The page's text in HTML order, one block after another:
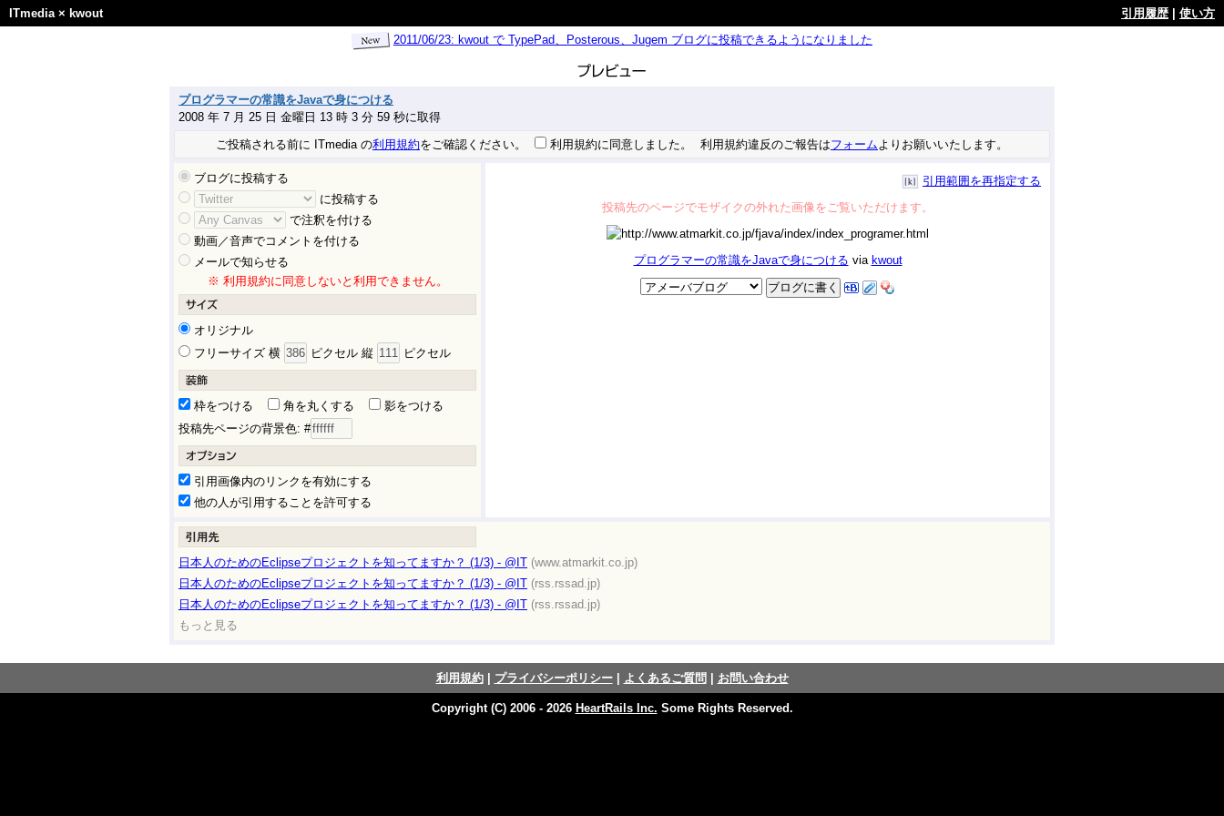
ITmedia× kwout 引用履歴
使い方
2011/06/23: kwout で TypePad、Posterous、Jugem ブログに投稿できるようになりました
プログラマーの常識をJavaで身につける
2008 年 7 月 25 日 金曜日 13 時 3 分 59 秒に取得
ご投稿される前に ITmedia の利用規約をご確認ください。 利用規約に同意しました。 利用規約違反のご報告はフォーム よりお願いいたします。
ブログに投稿する
に投稿する
で注釈を付ける
動画／音声でコメントを付ける
メールで知らせる
※ 利用規約に同意しないと利用できません。
オリジナル
フリーサイズ 横
ピクセル 縦 ピクセル
枠をつける 角を丸くする
影をつける
投稿先ページの背景色: #
引用画像内のリンクを有効にする
他の人が引用することを許可する
引用範囲を再指定する
投稿先のページでモザイクの外れた画像をご覧いただけます。
プログラマーの常識をJavaで身につける via kwout
日本人のためのEclipseプロジェクトを知ってますか？ (1/3) - @IT (www.atmarkit.co.jp)
日本人のためのEclipseプロジェクトを知ってますか？ (1/3) - @IT (rss.rssad.jp)
日本人のためのEclipseプロジェクトを知ってますか？ (1/3) - @IT (rss.rssad.jp)
もっと見る
利用規約| プライバシーポリシー| よくあるご質問 | お問い合わせ
Copyright (C) 2006 - 2026 HeartRails Inc. Some Rights Reserved.